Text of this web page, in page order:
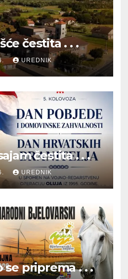
čestita . . .
UREDNIK
čestita . . .
UREDNIK
se priprema . . .